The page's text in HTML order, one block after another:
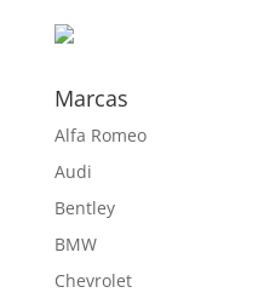
Marcas
Alfa Romeo
Audi
Bentley
BMW
Chevrolet